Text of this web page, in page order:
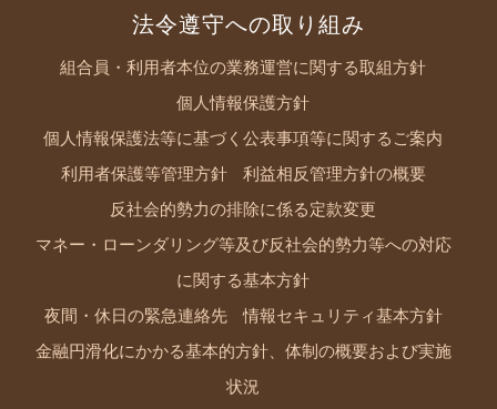
法令遵守への取り組み
組合員・利用者本位の業務運営に関する取組方針
個人情報保護方針
個人情報保護法等に基づく公表事項等に関するご案内
利用者保護等管理方針 利益相反管理方針の概要
反社会的勢力の排除に係る定款変更
マネー・ローンダリング等及び反社会的勢力等への対応
に関する基本方針
夜間・休日の緊急連絡先 情報セキュリティ基本方針
金融円滑化にかかる基本的方針、体制の概要および実施
状況